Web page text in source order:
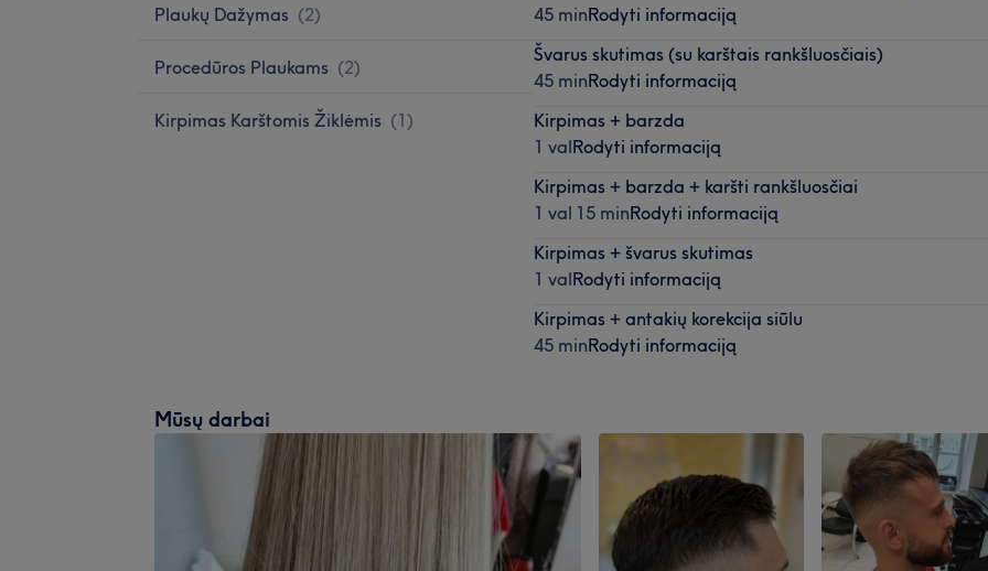
Plaukų Dažymas (2)
Procedūros Plaukams (2)
Kirpimas Karštomis Žiklėmis (1)
45 minRodyti informaciją
Švarus skutimas (su karštais rankšluosčiais)
45 minRodyti informaciją
Kirpimas + barzda
1 valRodyti informaciją
Kirpimas + barzda + karšti rankšluosčiai
1 val 15 minRodyti informaciją
Kirpimas + švarus skutimas
1 valRodyti informaciją
Kirpimas + antakių korekcija siūlu
45 minRodyti informaciją
Mūsų darbai